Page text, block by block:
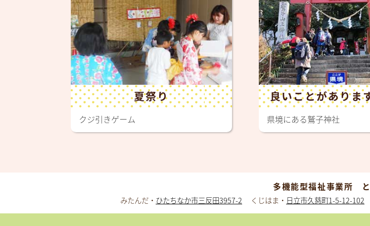
夏祭り
クジ引きゲーム
良いことがありま
県境にある鷲子神社
多機能型福祉事業所
みたんだ・ ひたちなか市三反田3957-2 くじはま・ 日立市久慈町1-5-12-102